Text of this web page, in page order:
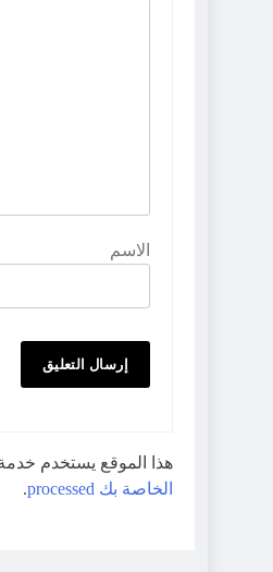
الاسم
هذا الموقع يستخدم
الخاصة بك processed
.